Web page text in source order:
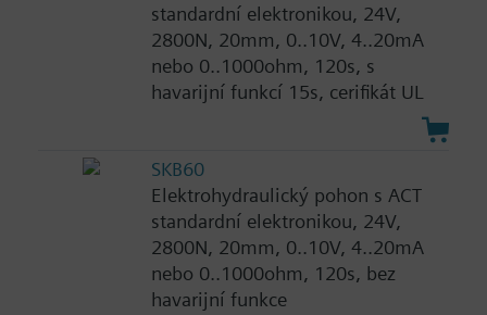
standardní elektronikou, 24V,
2800N, 20mm, 0..10V, 4..20mA
nebo 0..1000ohm, 120s, s
havarijní funkcí 15s, cerifikát UL
SKB60
Elektrohydraulický pohon s ACT
standardní elektronikou, 24V,
2800N, 20mm, 0..10V, 4..20mA
nebo 0..1000ohm, 120s, bez
havarijní funkce